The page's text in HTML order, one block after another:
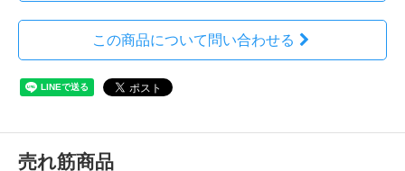
この商品について問い合わせる
売れ筋商品